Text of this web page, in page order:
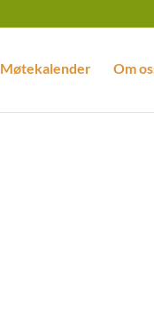
Møtekalender Om